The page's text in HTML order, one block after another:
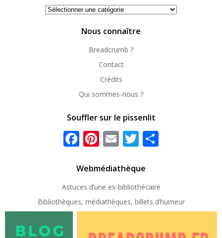
Se
Nous connaître
Breadcrumb ?
Contact
Crédits
Qui sommes-nous ?
Souffler sur le pissenlit
Facebook
Pinterest
EmailTwitter
Webmédiathèque
Astuces d’une ex-bibliothécaire
Bibliothèques, médiathèques, billets d’humeur